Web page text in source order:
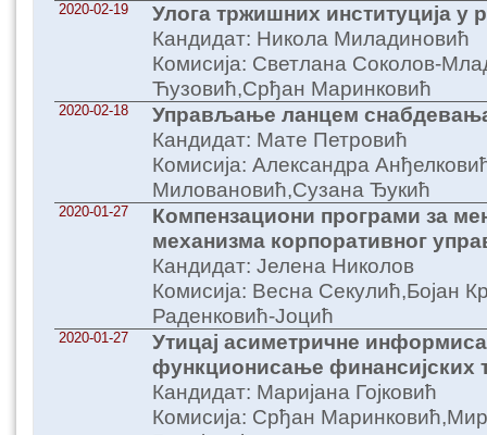
2020-02-19
Улога тржишних институција у
Кандидат: Никола Миладиновић
Комисија: Светлана Соколов-
Ћузовић,Срђан Маринковић
2020-02-18
Управљање ланцем
Кандидат: Мате Петровић
Комисија: Александра
Миловановић,Сузана Ђукић
2020-01-27
Компензациони програми за
механизма корпоративног
Кандидат: Јелена Николов
Комисија: Весна Секулић,Бојан
Раденковић-Јоцић
2020-01-27
Утицај асиметричне
функционисање финансијских
Кандидат: Маријана Гојковић
Комисија: Срђан